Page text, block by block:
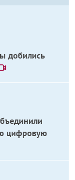
добились
цифровую